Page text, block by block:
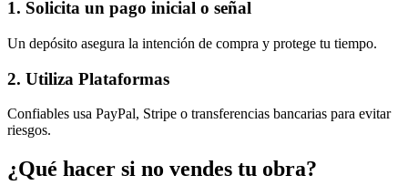
1. Solicita un pago inicial o señal
Un depósito asegura la intención de compra y protege tu tiempo.
2. Utiliza Plataformas
Confiables usa PayPal, Stripe o transferencias bancarias para evitar
riesgos.
¿Qué hacer si no vendes tu obra?